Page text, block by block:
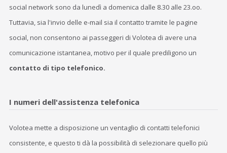
social network sono da lunedì a domenica dalle 8.30 alle 23.oo.
Tuttavia, sia l'invio delle e-mail sia il contatto tramite le pagine
social, non consentono ai passeggeri di Volotea di avere una
comunicazione istantanea, motivo per il quale prediligono un
contatto di tipo telefonico.
I numeri dell'assistenza telefonica
Volotea mette a disposizione un ventaglio di contatti telefonici
consistente, e questo ti dà la possibilità di selezionare quello più